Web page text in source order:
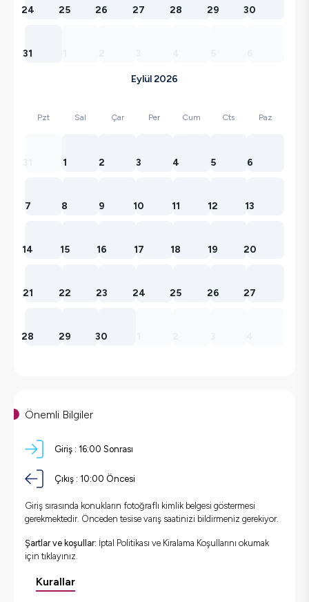
24 25 26 27 28 29 30
31
Eylül 2026
Pzt Sal Çar Per Cum Cts Paz
1 2 3 4 5 6
7 8 9 10 11 12 13
14 15 16 17 18 19 20
21 22 23 24 25 26 27
28 29 30
Önemli Bilgiler
Giriş : 16:00 Sonrası
Çıkış : 10:00 Öncesi
Giriş sırasında konukların fotoğraflı kimlik belgesi göstermesi
gerekmektedir. Önceden tesise varış saatinizi bildirmeniz gerekiyor.
Şartlar ve koşullar: İptal Politikası ve Kiralama Koşullarını okumak
için tıklayınız.
Kurallar